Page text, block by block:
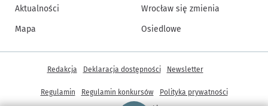
Aktualności
Mapa
Wrocław się zmienia
Osiedlowe
Inne informacje
Redakcja Deklaracja dostępności Newsletter
Regulamin Regulamin konkursów
Polityka prywatności